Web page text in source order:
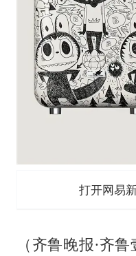
打开网易
（齐鲁晚报·齐